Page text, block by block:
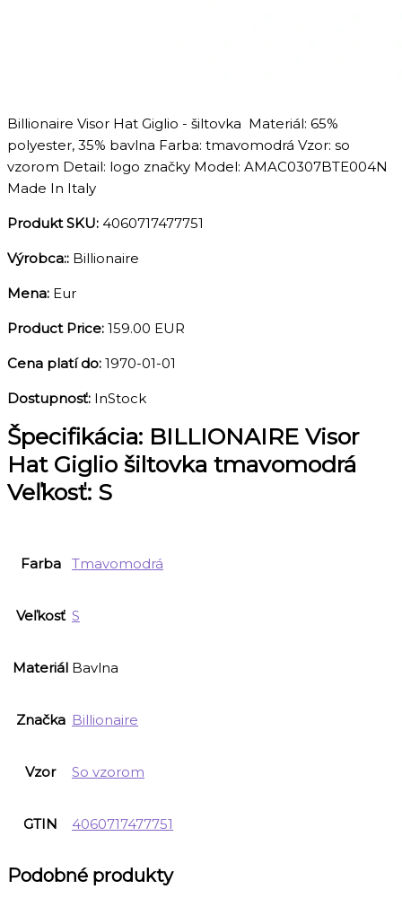
Billionaire Visor Hat Giglio - šiltovka Materiál: 65%
polyester, 35% bavlna Farba: tmavomodrá Vzor: so
vzorom Detail: logo značky Model: AMAC0307BTE004N
Made In Italy
Produkt SKU: 4060717477751
Výrobca:: Billionaire
Mena: Eur
Product Price: 159.00 EUR
Cena platí do: 1970-01-01
Dostupnosť: InStock
Špecifikácia: BILLIONAIRE Visor
Hat Giglio šiltovka tmavomodrá
Veľkosť: S
Farba Tmavomodrá
Veľkosť S
Materiál Bavlna
Značka Billionaire
Vzor So vzorom
GTIN 4060717477751
Podobné produkty